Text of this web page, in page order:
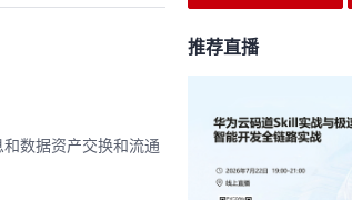
数据资产交换和流通
推荐直播